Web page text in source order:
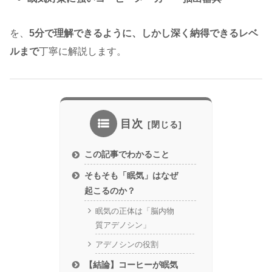
を、 5分で理解できるように、しかし深く納得できるレベ
ルまで丁寧に解説します。
目次
この記事でわかること
そもそも「眠気」はなぜ
起こるのか？
眠気の正体は「脳内物
質アデノシン」
アデノシンの役割
【結論】コーヒーが眠気